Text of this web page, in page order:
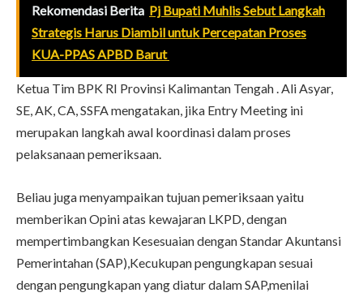
Rekomendasi Berita Pj Bupati Muhlis Sebut Langkah
Strategis Harus Diambil untuk Percepatan Proses
KUA-PPAS APBD Barut
Ketua Tim BPK RI Provinsi Kalimantan Tengah . Ali Asyar,
SE, AK, CA, SSFA mengatakan, jika Entry Meeting ini
merupakan langkah awal koordinasi dalam proses
pelaksanaan pemeriksaan.
Beliau juga menyampaikan tujuan pemeriksaan yaitu
memberikan Opini atas kewajaran LKPD, dengan
mempertimbangkan Kesesuaian dengan Standar Akuntansi
Pemerintahan (SAP),Kecukupan pengungkapan sesuai
dengan pengungkapan yang diatur dalam SAP,menilai